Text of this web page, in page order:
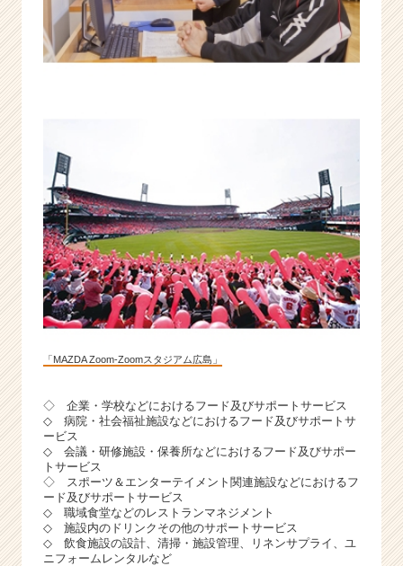
「MAZDA Zoom-Zoomスタジアム広島」
◇ 企業・学校などにおけるフード及びサポートサービス
◇ 病院・社会福祉施設などにおけるフード及びサポートサ
ービス
◇ 会議・研修施設・保養所などにおけるフード及びサポー
トサービス
◇ スポーツ＆エンターテイメント関連施設などにおけるフ
ード及びサポートサービス
◇ 職域食堂などのレストランマネジメント
◇ 施設内のドリンクその他のサポートサービス
◇ 飲食施設の設計、清掃・施設管理、リネンサプライ、ユ
ニフォームレンタルなど